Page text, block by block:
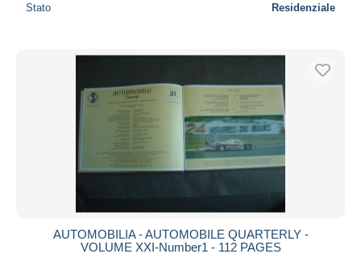
Stato Residenziale
AUTOMOBILIA - AUTOMOBILE QUARTERLY -
VOLUME XXI-Number1 - 112 PAGES